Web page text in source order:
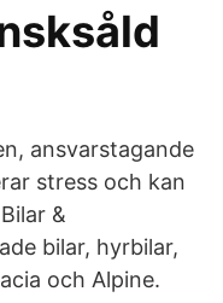
ansvarstagande
stress och kan
&
bilar, hyrbilar,
och Alpine.